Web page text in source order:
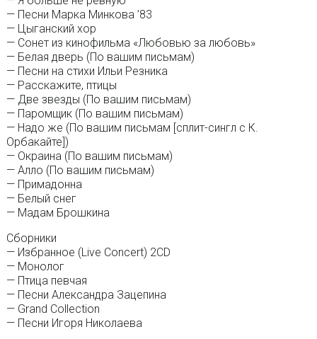
— Песни Марка Минкова ’83
— Цыганский хор
— Сонет из кинофильма «Любовью за любовь»
— Белая дверь (По вашим письмам)
— Песни на стихи Ильи Резника
— Расскажите, птицы
— Две звезды (По вашим письмам)
— Паромщик (По вашим письмам)
— Надо же (По вашим письмам [сплит-сингл с К.
Орбакайте])
— Окраина (По вашим письмам)
— Алло (По вашим письмам)
— Примадонна
— Белый снег
— Мадам Брошкина
Сборники
— Избранное (Live Concert) 2CD
— Монолог
— Птица певчая
— Песни Александра Зацепина
— Grand Collection
— Песни Игоря Николаева